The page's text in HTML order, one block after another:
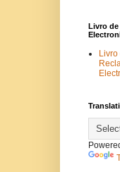
Livro de
Livro